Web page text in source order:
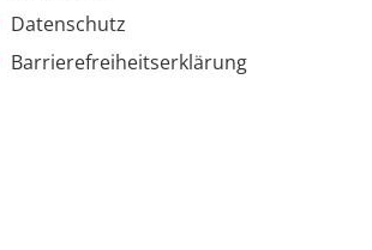
Datenschutz
Barrierefreiheitserklärung